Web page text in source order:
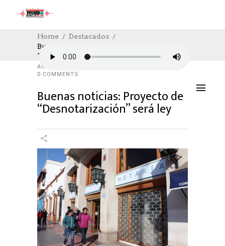
Home
Destacados
Buenas Noticias: Proyecto De
“Desnotarización” Será Ley
DESTACADOS SOCIAL,SOCIAL
14/06/2023
AUTHOR: HECTOR
0 COMMENTS
Buenas noticias: Proyecto de
“Desnotarización” será ley